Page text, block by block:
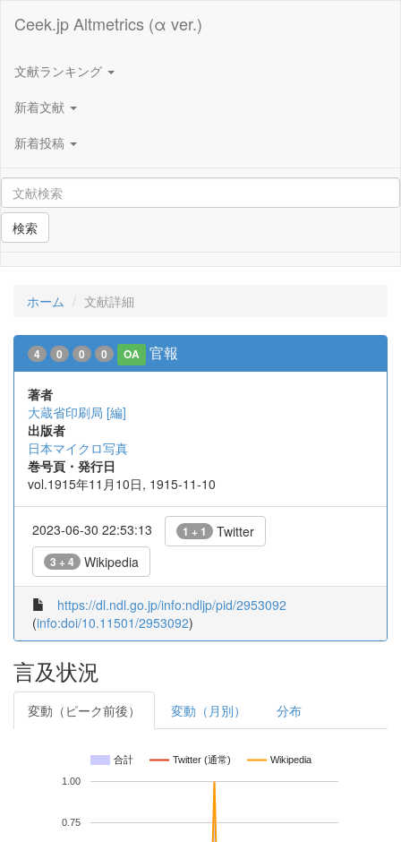
Ceek.jp Altmetrics (α ver.)
文献ランキング
新着文献
新着投稿
検索
ホーム 文献詳細
4 0 0 0 OA 官報
著者
大蔵省印刷局 [編]
出版者
日本マイクロ写真
巻号頁・発行日
vol.1915年11月10日, 1915-11-10
2023-06-30 22:53:13 1 + 1 Twitter
3 + 4 Wikipedia
https://dl.ndl.go.jp/info:ndljp/pid/2953092
(info:doi/10.11501/2953092)
言及状況
変動（ピーク前後） 変動（月別） 分布
合計 Twitter (通常) Wikipedia
0.75
1.00